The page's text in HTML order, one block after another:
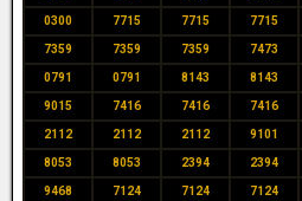
0300 7715 7715 7715
7359 7359 7359 7473
0791 0791 8143 8143
9015 7416 7416 7416
2112 2112 2112 9101
8053 8053 2394 2394
9468 7124 7124 7124